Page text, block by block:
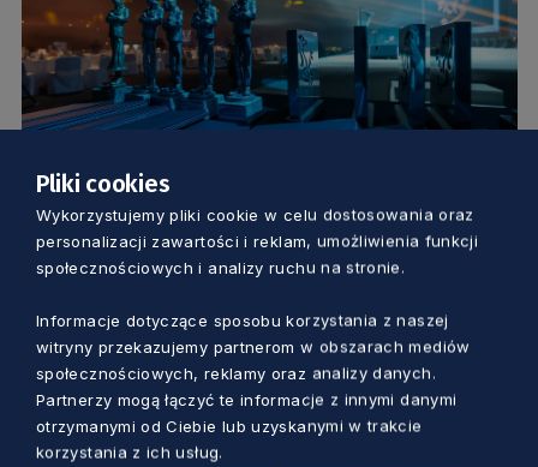
GOSPODARKA
Wiemy, kto został wyróżniony. Oto
Pomorscy Pracodawcy Roku
Aleksander Olszak 1 rok temu
Pliki cookies
Wykorzystujemy pliki cookie w celu dostosowania oraz
personalizacji zawartości i reklam, umożliwienia funkcji
społecznościowych i analizy ruchu na stronie.
Informacje dotyczące sposobu korzystania z naszej
witryny przekazujemy partnerom w obszarach mediów
społecznościowych, reklamy oraz analizy danych.
Partnerzy mogą łączyć te informacje z innymi danymi
otrzymanymi od Ciebie lub uzyskanymi w trakcie
korzystania z ich usług.